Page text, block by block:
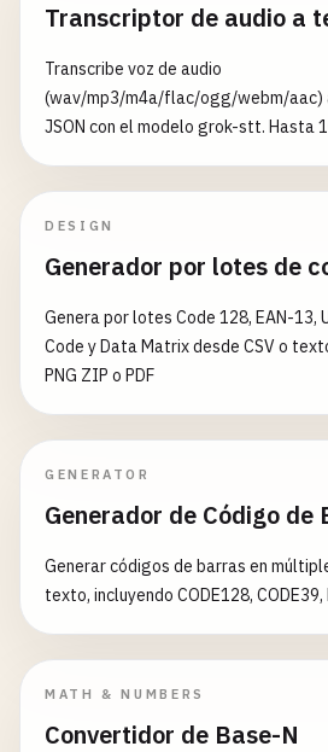
Transcriptor de audio a
Transcribe voz de audio
(wav/mp3/m4a/flac/ogg/webm/aac)
JSON con el modelo grok-stt. Hasta
DESIGN
Generador por lotes de
Genera por lotes Code 128, EAN-13,
Code y Data Matrix desde CSV o
PNG ZIP o PDF
GENERATOR
Generador de Código de
Generar códigos de barras en
texto, incluyendo CODE128, CODE39,
MATH & NUMBERS
Convertidor de Base-N